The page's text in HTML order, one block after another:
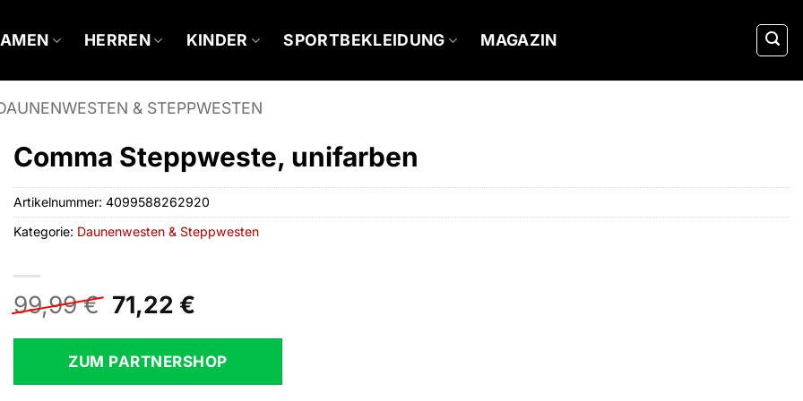
HERREN KINDER SPORTBEKLEIDUNG MAGAZIN
& STEPPWESTEN
Comma Steppweste, unifarben
99,99€ Ursprünglicher
Preis
war:
99,99 €
71,22 €Aktueller
ist:
71,22 €.
ZUM PARTNERSHOP
Artikelnummer: 4099588262920
Kategorie: Daunenwesten & Steppwesten